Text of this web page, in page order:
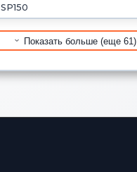
SP150
Показать больше (еще 61)